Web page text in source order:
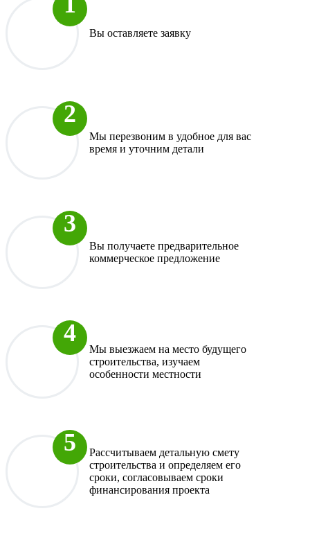
Вы оставляете заявку
Мы перезвоним в удобное для вас
время и уточним детали
Вы получаете предварительное
коммерческое предложение
Мы выезжаем на место будущего
строительства, изучаем
особенности местности
Рассчитываем детальную смету
строительства и определяем его
сроки, согласовываем сроки
финансирования проекта